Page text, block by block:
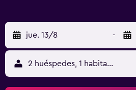
jue. 13/8 -
2 huéspedes, 1 habitación